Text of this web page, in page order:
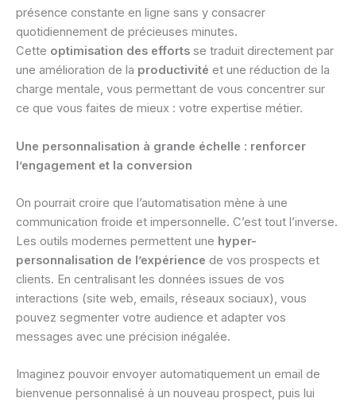
présence constante en ligne sans y consacrer
quotidiennement de précieuses minutes.
Cette optimisation des efforts se traduit directement par
une amélioration de la productivité et une réduction de la
charge mentale, vous permettant de vous concentrer sur
ce que vous faites de mieux : votre expertise métier.
Une personnalisation à grande échelle : renforcer
l’engagement et la conversion
On pourrait croire que l’automatisation mène à une
communication froide et impersonnelle. C’est tout l’inverse.
Les outils modernes permettent une hyper-
personnalisation de l’expérience de vos prospects et
clients. En centralisant les données issues de vos
interactions (site web, emails, réseaux sociaux), vous
pouvez segmenter votre audience et adapter vos
messages avec une précision inégalée.
Imaginez pouvoir envoyer automatiquement un email de
bienvenue personnalisé à un nouveau prospect, puis lui